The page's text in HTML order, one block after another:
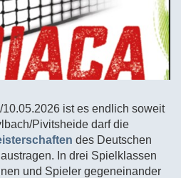
ist es endlich soweit
Pivitsheide darf die
des Deutschen
In drei Spielklassen
und Spieler gegeneinander